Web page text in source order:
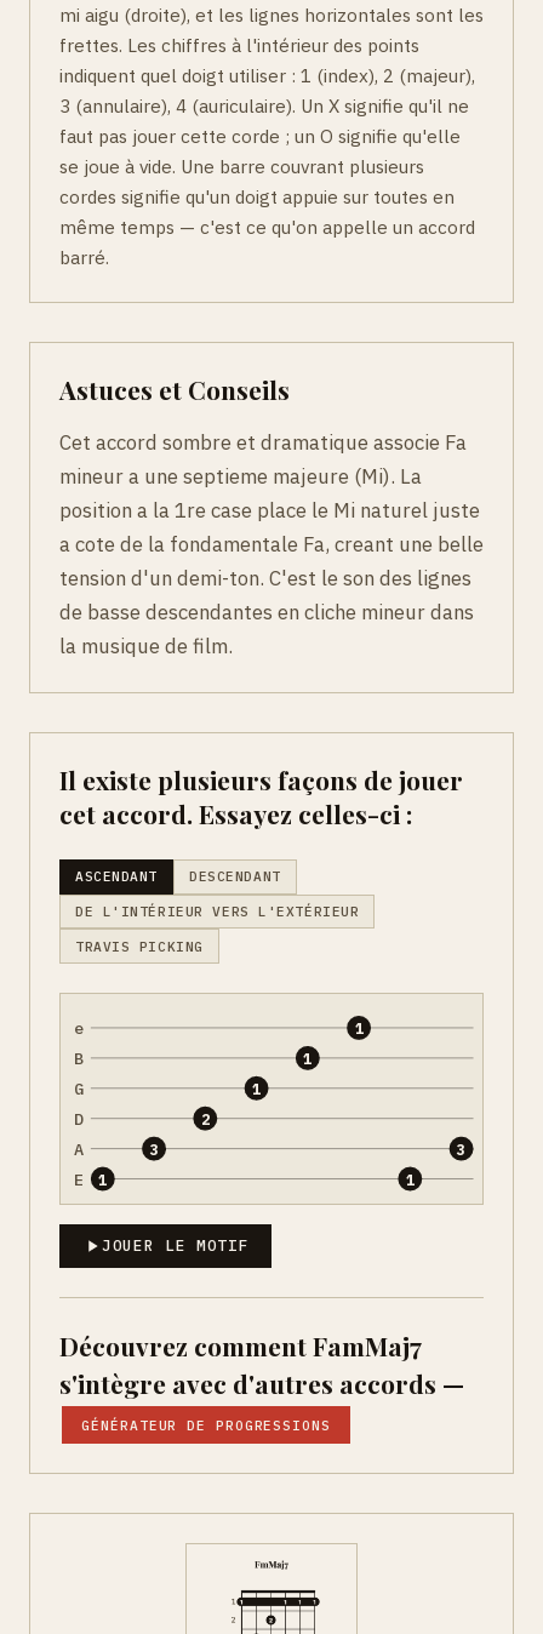
mi aigu (droite), et les lignes horizontales sont les
frettes. Les chiffres à l'intérieur des points
indiquent quel doigt utiliser : 1 (index), 2 (majeur),
3 (annulaire), 4 (auriculaire). Un X signifie qu'il ne
faut pas jouer cette corde ; un O signifie qu'elle
se joue à vide. Une barre couvrant plusieurs
cordes signifie qu'un doigt appuie sur toutes en
même temps — c'est ce qu'on appelle un accord
barré.
Astuces et Conseils
Cet accord sombre et dramatique associe Fa
mineur a une septieme majeure (Mi). La
position a la 1re case place le Mi naturel juste
a cote de la fondamentale Fa, creant une belle
tension d'un demi-ton. C'est le son des lignes
de basse descendantes en cliche mineur dans
la musique de film.
Il existe plusieurs façons de jouer
cet accord. Essayez celles-ci :
ASCENDANT DESCENDANT
DE L'INTÉRIEUR VERS L'EXTÉRIEUR
TRAVIS PICKING
e
B
G
D
A
E 1
3
2
1
1
1
1
3
JOUER LE MOTIF
Découvrez comment FamMaj7
s'intègre avec d'autres accords —
GÉNÉRATEUR DE PROGRESSIONS